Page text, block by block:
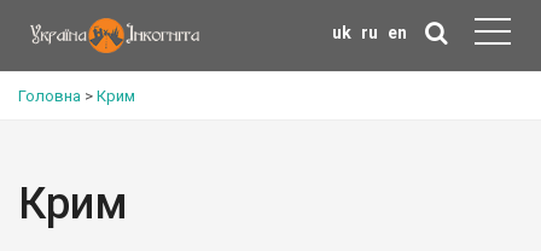
uk ru en
Головна > Крим
Крим